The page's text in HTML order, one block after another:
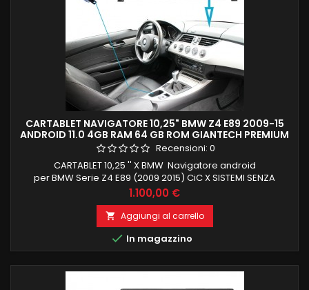
CARTABLET NAVIGATORE 10,25" BMW Z4 E89 2009-15
ANDROID 11.0 4GB RAM 64 GB ROM GIANTECH PREMIUM
Recensioni: 0
CARTABLET 10,25 '' X BMW Navigatore android
per BMW Serie Z4 E89 (2009 2015) CiC X SISTEMI SENZA
NAVIGATORE ORIGINALE MA CON INGRESSO AUX IN , CARPLAY E
ANDROID AUTO INTEGRATI JOYSTICK IDRIVE GIA FORNITO IN
CONFEZIONE ANDROID 11 OCTACORE 4GB RAM 64 GB ROM
INGRESSO SIM PER NAVIGAZIONE INTERNET 4G
Prezzo
1.100,00 €
 Aggiungi al carrello
 In magazzino